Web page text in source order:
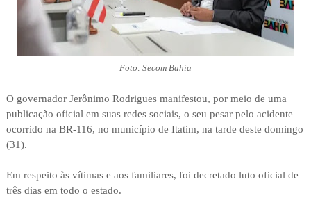
Foto: Secom Bahia
O governador Jerônimo Rodrigues manifestou, por meio de uma
publicação oficial em suas redes sociais, o seu pesar pelo acidente
ocorrido na BR-116, no município de Itatim, na tarde deste domingo
(31).
Em respeito às vítimas e aos familiares, foi decretado luto oficial de
três dias em todo o estado.